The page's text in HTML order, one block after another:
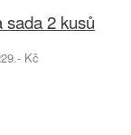
sada 2 kusů
Kč